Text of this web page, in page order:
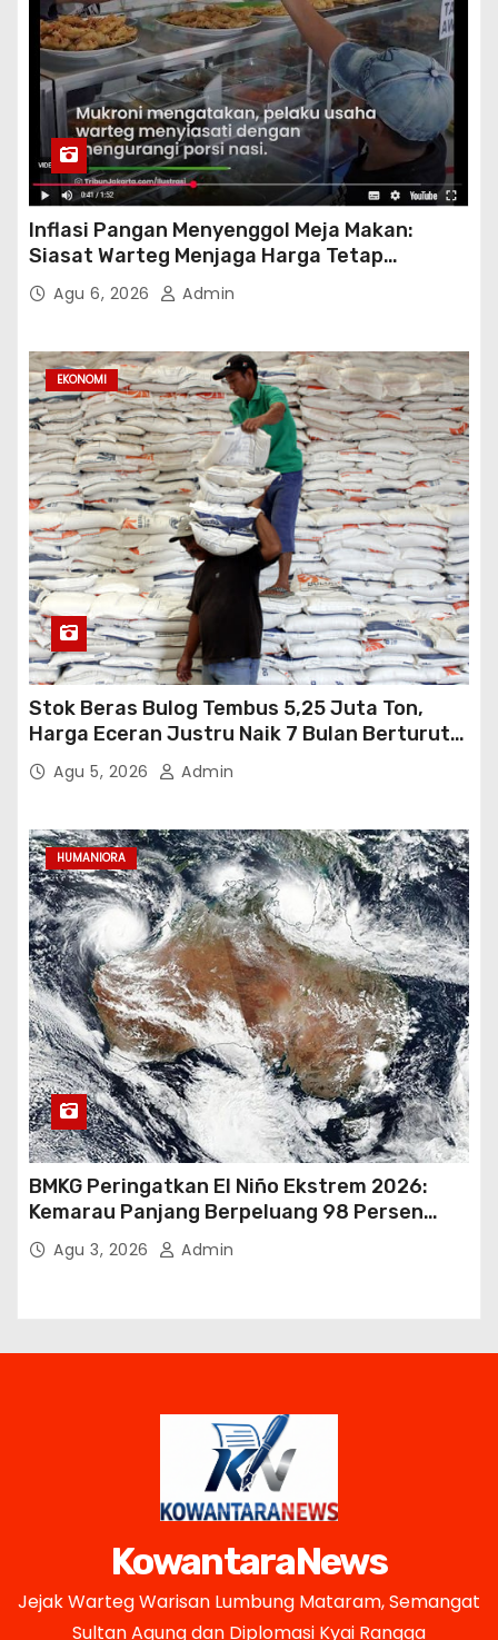
Inflasi Pangan Menyenggol Meja Makan:
Siasat Warteg Menjaga Harga Tetap
Terjangkau
Agu 6, 2026 Admin
EKONOMI
Stok Beras Bulog Tembus 5,25 Juta Ton,
Harga Eceran Justru Naik 7 Bulan Berturut-
TurutAgu 5, 2026 Admin
HUMANIORA
BMKG Peringatkan El Niño Ekstrem 2026:
Kemarau Panjang Berpeluang 98 Persen
hingga Awal 2027
Agu 3, 2026 Admin
KowantaraNews
Jejak Warteg Warisan Lumbung Mataram, Semangat
Sultan Agung dan Diplomasi Kyai Rangga